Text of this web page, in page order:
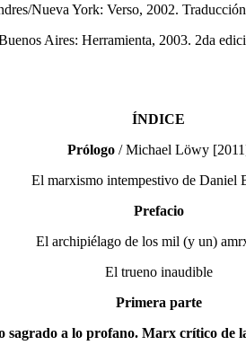
Nueva York: Verso, 2002.
Aires: Herramienta, 2003. 2da
ÍNDICE
Prólogo / Michael Löwy
El marxismo intempestivo de Daniel
Prefacio
El archipiélago de los mil (y un)
El trueno inaudible
Primera parte
sagrado a lo profano. Marx crítico de